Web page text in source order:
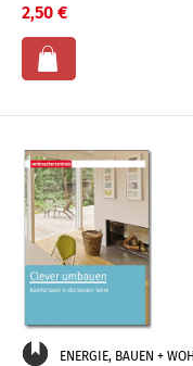
2,50 €
ENERGIE, BAUEN +